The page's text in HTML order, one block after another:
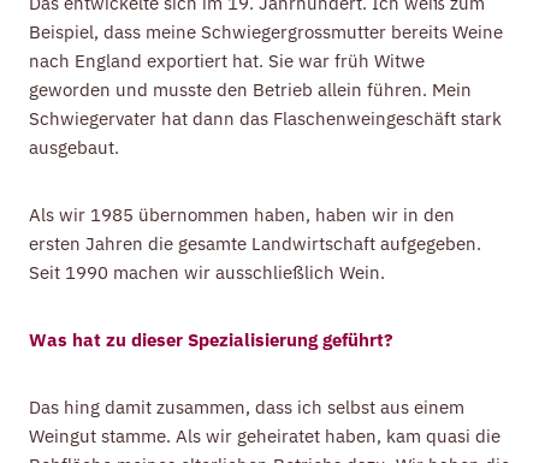
Beispiel, dass meine Schwiegergrossmutter bereits Weine
nach England exportiert hat. Sie war früh Witwe
geworden und musste den Betrieb allein führen. Mein
Schwiegervater hat dann das Flaschenweingeschäft stark
ausgebaut.
Als wir 1985 übernommen haben, haben wir in den
ersten Jahren die gesamte Landwirtschaft aufgegeben.
Seit 1990 machen wir ausschließlich Wein.
Was hat zu dieser Spezialisierung geführt?
Das hing damit zusammen, dass ich selbst aus einem
Weingut stamme. Als wir geheiratet haben, kam quasi die